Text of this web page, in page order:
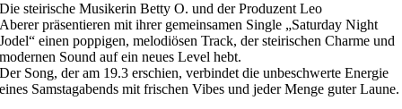
Die steirische Musikerin Betty O. und der Produzent Leo
Aberer präsentieren mit ihrer gemeinsamen Single „Saturday Night
Jodel“ einen poppigen, melodiösen Track, der steirischen Charme und
modernen Sound auf ein neues Level hebt.
Der Song, der am 19.3 erschien, verbindet die unbeschwerte Energie
eines Samstagabends mit frischen Vibes und jeder Menge guter Laune.